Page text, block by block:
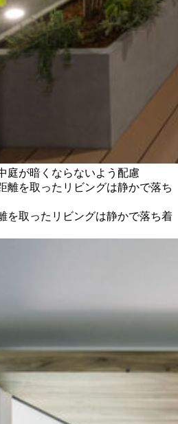
庭が暗くならないよう配慮
を取ったリビングは静かで落ち着